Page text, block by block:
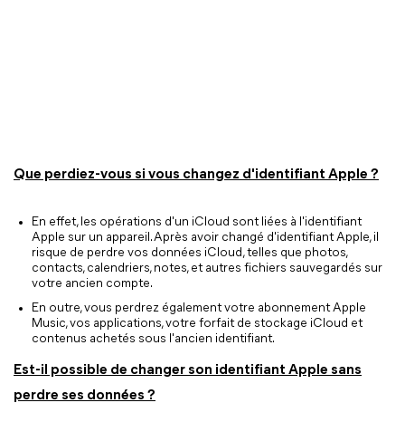
Que perdiez-vous si vous changez d'identifiant Apple ?
En effet, les opérations d'un iCloud sont liées à l'identifiant
Apple sur un appareil. Après avoir changé d'identifiant Apple, il
risque de perdre vos données iCloud, telles que photos,
contacts, calendriers, notes, et autres fichiers sauvegardés sur
votre ancien compte.
En outre, vous perdrez également votre abonnement Apple
Music, vos applications, votre forfait de stockage iCloud et
contenus achetés sous l'ancien identifiant.
Est-il possible de changer son identifiant Apple sans
perdre ses données ?